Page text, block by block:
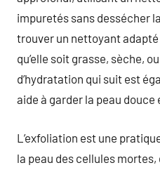
impuretés sans dessécher
trouver un nettoyant
qu’elle soit grasse, sèche,
d’hydratation qui suit est
aide à garder la peau douce
L’exfoliation est une
la peau des cellules